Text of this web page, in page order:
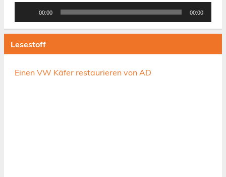
Player
00:00 00:00
Lesestoff
Einen VW Käfer restaurieren von AD